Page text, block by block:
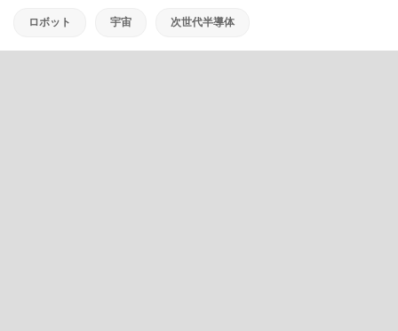
ロボット 宇宙 次世代半導体